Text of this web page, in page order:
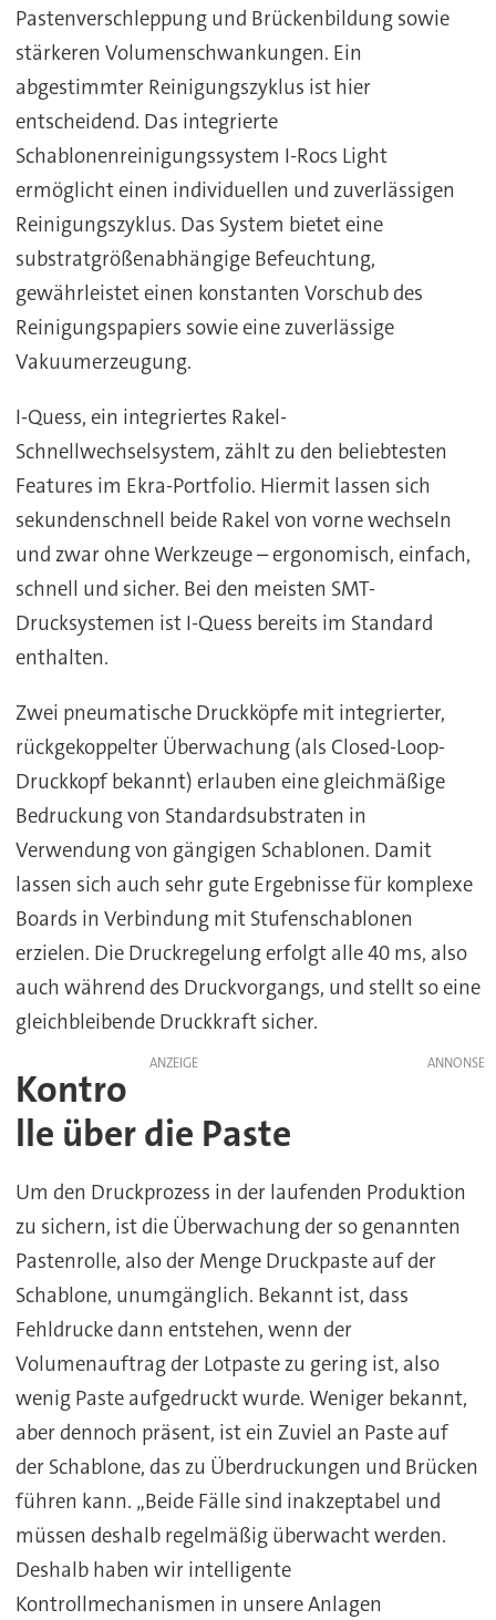
Pastenverschleppung und Brückenbildung sowie
stärkeren Volumenschwankungen. Ein
abgestimmter Reinigungszyklus ist hier
entscheidend. Das integrierte
Schablonenreinigungssystem I-Rocs Light
ermöglicht einen individuellen und zuverlässigen
Reinigungszyklus. Das System bietet eine
substratgrößenabhängige Befeuchtung,
gewährleistet einen konstanten Vorschub des
Reinigungspapiers sowie eine zuverlässige
Vakuumerzeugung.
I-Quess, ein integriertes Rakel-
Schnellwechselsystem, zählt zu den beliebtesten
Features im Ekra-Portfolio. Hiermit lassen sich
sekundenschnell beide Rakel von vorne wechseln
und zwar ohne Werkzeuge – ergonomisch, einfach,
schnell und sicher. Bei den meisten SMT-
Drucksystemen ist I-Quess bereits im Standard
enthalten.
Zwei pneumatische Druckköpfe mit integrierter,
rückgekoppelter Überwachung (als Closed-Loop-
Druckkopf bekannt) erlauben eine gleichmäßige
Bedruckung von Standardsubstraten in
Verwendung von gängigen Schablonen. Damit
lassen sich auch sehr gute Ergebnisse für komplexe
Boards in Verbindung mit Stufenschablonen
erzielen. Die Druckregelung erfolgt alle 40 ms, also
auch während des Druckvorgangs, und stellt so eine
gleichbleibende Druckkraft sicher.
ANZEIGE
Kontro
lle über die Paste
Um den Druckprozess in der laufenden Produktion
zu sichern, ist die Überwachung der so genannten
Pastenrolle, also der Menge Druckpaste auf der
Schablone, unumgänglich. Bekannt ist, dass
Fehldrucke dann entstehen, wenn der
Volumenauftrag der Lotpaste zu gering ist, also
wenig Paste aufgedruckt wurde. Weniger bekannt,
aber dennoch präsent, ist ein Zuviel an Paste auf
der Schablone, das zu Überdruckungen und Brücken
führen kann. „Beide Fälle sind inakzeptabel und
müssen deshalb regelmäßig überwacht werden.
Deshalb haben wir intelligente
Kontrollmechanismen in unsere Anlagen